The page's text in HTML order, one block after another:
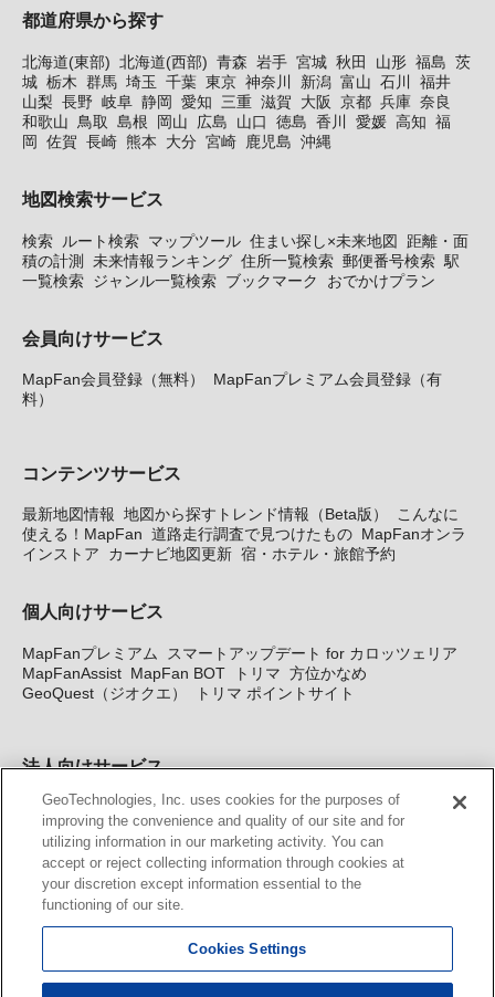
都道府県から探す
北海道(東部) 北海道(西部) 青森 岩手 宮城 秋田 山形 福島 茨
城 栃木 群馬 埼玉 千葉 東京 神奈川 新潟 富山 石川
福井
山梨 長野 岐阜 静岡 愛知 三重 滋賀 大阪 京都 兵庫 奈良
和歌山
鳥取 島根 岡山 広島 山口 徳島 香川 愛媛 高知 福
岡
佐賀 長崎 熊本 大分 宮崎 鹿児島 沖縄
地図検索サービス
検索 ルート検索 マップツール 住まい探し×未来地図
距離・面
積の計測 未来情報ランキング 住所一覧検索 郵便番号検索 駅
一覧検索 ジャンル一覧検索 ブックマーク おでかけプラン
会員向けサービス
MapFan会員登録（無料）
MapFanプレミアム会員登録（有
料）
コンテンツサービス
最新地図情報 地図から探すトレンド情報（Beta版）
こんなに
使える！MapFan 道路走行調査で見つけたもの MapFanオンラ
インストア
カーナビ地図更新 宿・ホテル・旅館予約
個人向けサービス
MapFanプレミアム
スマートアップデート for カロッツェリア
MapFanAssist MapFan BOT トリマ 方位かなめ
GeoQuest（ジオクエ）
トリマ ポイントサイト
法人向けサービス
法人向け地図・位置情報サービス WEBサイト・システム向け地
図API Windows PC向け地図開発キット MapFan DB 住所確認
サービス
MAP WORLD+ トリマ広告 Geo-Research
カーナビ地図更新サービス
MapFan スマートメンバーズ カロッツェリア地図割プラス
KENWOOD MapFan Club
GeoTechnologies, Inc. uses cookies for the purposes of
improving the convenience and quality of our site and for
utilizing information in our marketing activity. You can
accept or reject collecting information through cookies at
your discretion except information essential to the
functioning of our site.
Cookies Settings